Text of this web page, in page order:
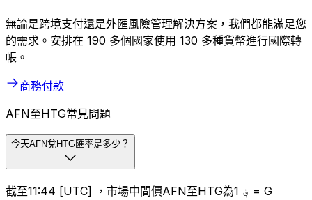
無論是跨境支付還是外匯風險管理解決方案，我們都能滿足您
的需求。安排在 190 多個國家使用 130 多種貨幣進行國際轉
帳。
商務付款
AFN至HTG常見問題
今天AFN兌HTG匯率是多少？
截至11:44 [UTC] ，市場中間價AFN至HTG為؋ 1 = G